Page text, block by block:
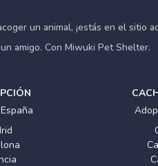
un animal, ¡estás en el sitio
amigo. Con Miwuki Pet Shelter.